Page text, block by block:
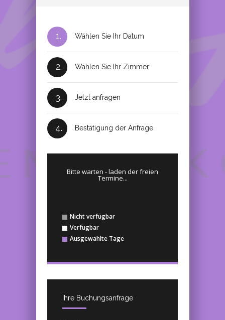
1. Wählen Sie Ihr Datum
2. Wählen Sie Ihr Zimmer
3. Jetzt anfragen
4. Bestätigung der Anfrage
Bitte warten - laden der freien
Termine...
Nicht verfügbar
Verfügbar
Ausgewählte Tage
Ihre Buchungsanfrage